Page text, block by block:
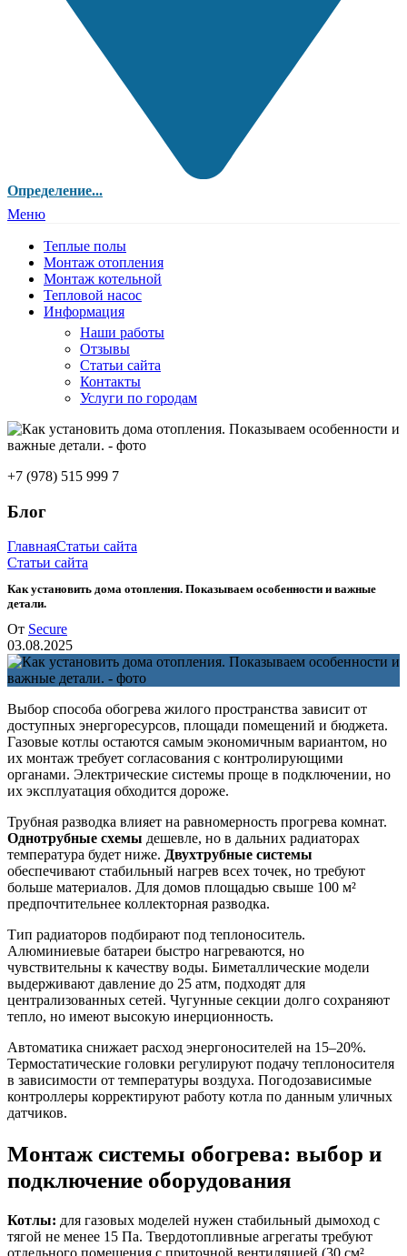
Определение...
Меню
Теплые полы
Монтаж отопления
Монтаж котельной
Тепловой насос
Информация
Наши работы
Отзывы
Статьи сайта
Контакты
Услуги по городам
+7 (978) 515 999 7
Блог
ГлавнаяСтатьи сайта
Статьи сайта
Как установить дома отопления. Показываем особенности и важные
детали.
От Secure
03.08.2025
Выбор способа обогрева жилого пространства зависит от
доступных энергоресурсов, площади помещений и бюджета.
Газовые котлы остаются самым экономичным вариантом, но
их монтаж требует согласования с контролирующими
органами. Электрические системы проще в подключении, но
их эксплуатация обходится дороже.
Трубная разводка влияет на равномерность прогрева комнат.
Однотрубные схемы дешевле, но в дальних радиаторах
температура будет ниже. Двухтрубные системы
обеспечивают стабильный нагрев всех точек, но требуют
больше материалов. Для домов площадью свыше 100 м²
предпочтительнее коллекторная разводка.
Тип радиаторов подбирают под теплоноситель.
Алюминиевые батареи быстро нагреваются, но
чувствительны к качеству воды. Биметаллические модели
выдерживают давление до 25 атм, подходят для
централизованных сетей. Чугунные секции долго сохраняют
тепло, но имеют высокую инерционность.
Автоматика снижает расход энергоносителей на 15–20%.
Термостатические головки регулируют подачу теплоносителя
в зависимости от температуры воздуха. Погодозависимые
контроллеры корректируют работу котла по данным уличных
датчиков.
Монтаж системы обогрева: выбор и
подключение оборудования
Котлы: для газовых моделей нужен стабильный дымоход с
тягой не менее 15 Па. Твердотопливные агрегаты требуют
отдельного помещения с приточной вентиляцией (30 см²